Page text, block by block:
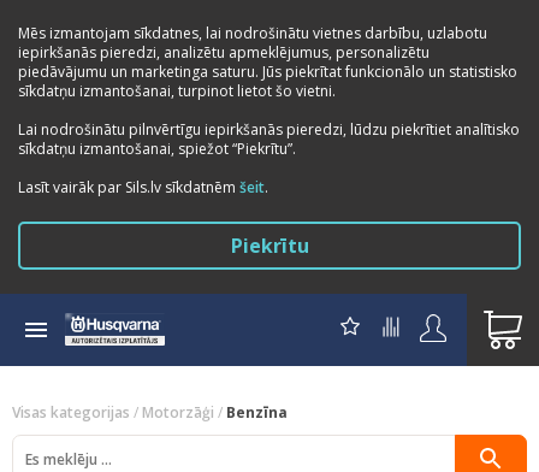
Mēs izmantojam sīkdatnes, lai nodrošinātu vietnes darbību, uzlabotu
iepirkšanās pieredzi, analizētu apmeklējumus, personalizētu
piedāvājumu un marketinga saturu. Jūs piekrītat funkcionālo un statistisko
sīkdatņu izmantošanai, turpinot lietot šo vietni.
Lai nodrošinātu pilnvērtīgu iepirkšanās pieredzi, lūdzu piekrītiet analītisko
sīkdatņu izmantošanai, spiežot “Piekrītu”.
Lasīt vairāk par Sils.lv sīkdatnēm šeit.
Piekrītu
Visas kategorijas / Motorzāģi / Benzīna
Previous